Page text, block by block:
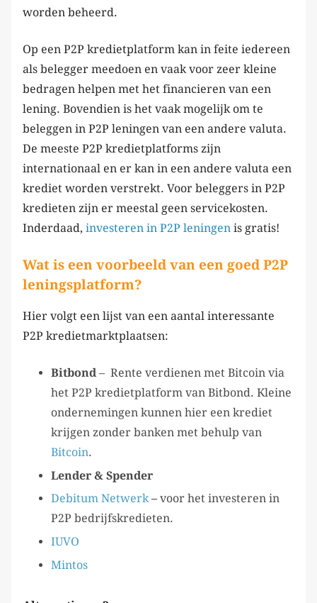
worden beheerd.
Op een P2P kredietplatform kan in feite iedereen
als belegger meedoen en vaak voor zeer kleine
bedragen helpen met het financieren van een
lening. Bovendien is het vaak mogelijk om te
beleggen in P2P leningen van een andere valuta.
De meeste P2P kredietplatforms zijn
internationaal en er kan in een andere valuta een
krediet worden verstrekt. Voor beleggers in P2P
kredieten zijn er meestal geen servicekosten.
Inderdaad, investeren in P2P leningen is gratis!
Wat is een voorbeeld van een goed P2P
leningsplatform?
Hier volgt een lijst van een aantal interessante
P2P kredietmarktplaatsen:
Bitbond – Rente verdienen met Bitcoin via
het P2P kredietplatform van Bitbond. Kleine
ondernemingen kunnen hier een krediet
krijgen zonder banken met behulp van
Bitcoin.
Lender & Spender
Debitum Netwerk– voor het investeren in
P2P bedrijfskredieten.
IUVO
Mintos